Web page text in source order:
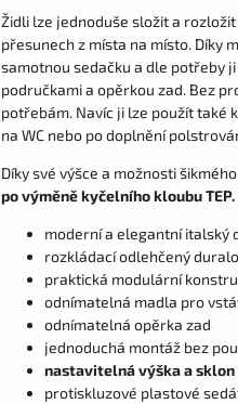
Židli lze jednoduše složit a
přesunech z místa na místo. Díky
samotnou sedačku a dle potřeby
područkami a opěrkou zad. Bez
potřebám. Navíc ji lze použít také
na WC nebo po doplnění
Díky své výšce a možnosti
po výměně kyčelního kloubu TEP.
moderní a elegantní italský
rozkládací odlehčený
praktická modulární
odnímatelná madla pro
odnímatelná opěrka zad
jednoduchá montáž bez
nastavitelná výška a sklon
protiskluzové plastové